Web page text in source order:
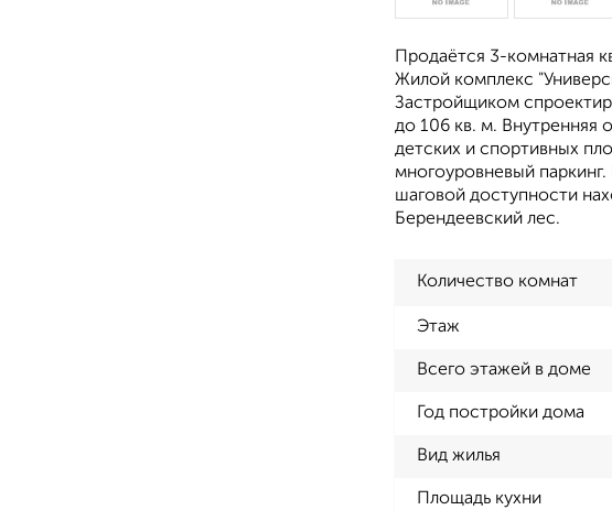
Продаётся 3-комнатная
Жилой комплекс
Застройщиком
до 106 кв. м. Внутренняя
детских и спортивных
многоуровневый
шаговой доступности
Берендеевский лес.
Количество комнат
Этаж
Всего этажей в доме
Год постройки дома
Вид жилья
Площадь кухни